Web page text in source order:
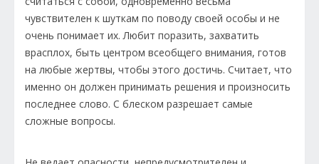
чувствителен к шуткам по поводу своей особы и не
очень понимает их. Любит поразить, захватить
врасплох, быть центром всеобщего внимания, готов
на любые жертвы, чтобы этого достичь. Считает, что
именно он должен принимать решения и произносить
последнее слово. С блеском разрешает самые
сложные вопросы.